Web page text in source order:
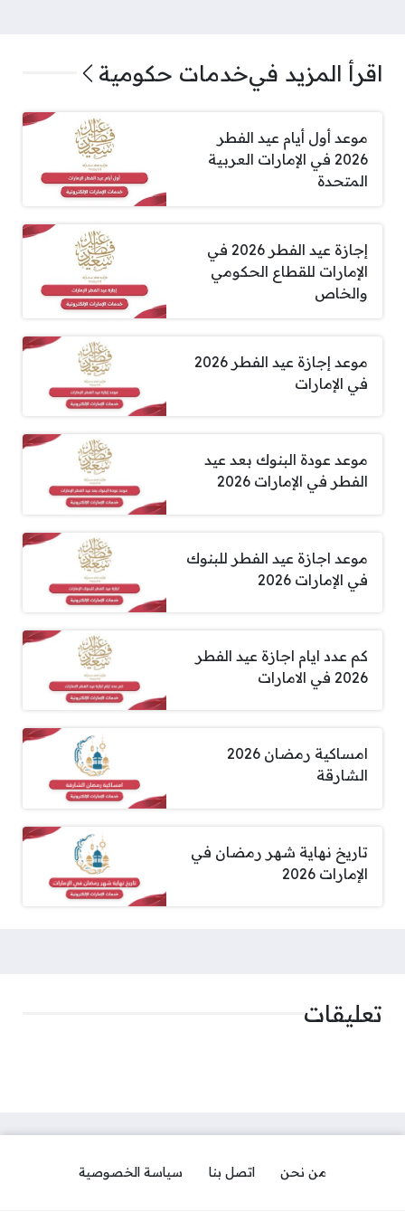
اقرأ المزيد فيخدمات حكومية
موعد أول أيام عيد الفطر
2026 في الإمارات العربية
المتحدة
إجازة عيد الفطر 2026 في
الإمارات للقطاع الحكومي
والخاص
موعد إجازة عيد الفطر 2026
في الإمارات
موعد عودة البنوك بعد عيد
الفطر في الإمارات 2026
موعد اجازة عيد الفطر للبنوك
في الإمارات 2026
كم عدد ايام اجازة عيد الفطر
2026 في الامارات
امساكية رمضان 2026
الشارقة
تاريخ نهاية شهر رمضان في
الإمارات 2026
تعليقات
من نحن اتصل بنا سياسة الخصوصية